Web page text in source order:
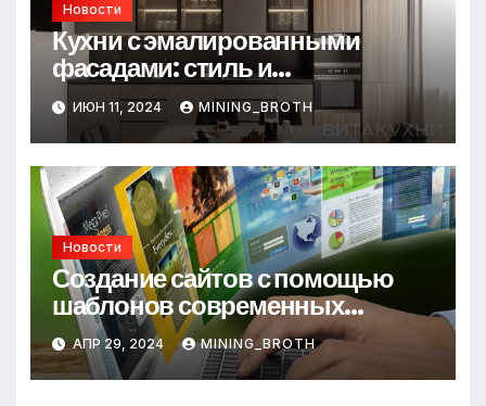
Новости
Кухни с эмалированными
фасадами: стиль и
практичность в одном решении
ИЮН 11, 2024 MINING_BROTH
Новости
Создание сайтов с помощью
шаблонов современных
сайтов: простой путь к
качественному веб-
присутствию
АПР 29, 2024 MINING_BROTH